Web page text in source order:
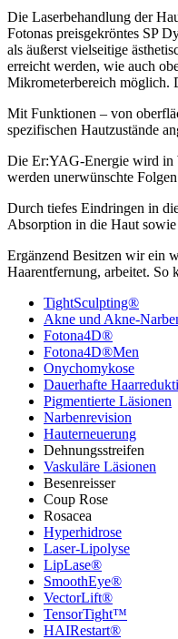
Die Laserbehandlung der
Fotonas preisgekröntes SP
als äußerst vielseitige
erreicht werden, wie auch
Mikrometerbereich möglich.
Mit Funktionen – von
spezifischen Hautzustände
Die Er:YAG-Energie wird in
werden unerwünschte
Durch tiefes Eindringen in
Absorption in die Haut
Ergänzend Besitzen wir ein
Haarentfernung, arbeitet. So
TightSculpting®
Akne und Akne-
Fotona4D®
Fotona4D®Men
Onychomykose
Dauerhafte
Pigmentierte Läsionen
Narbenrevision
Hauterneuerung
Dehnungsstreifen
Vaskuläre Läsionen
Besenreisser
Coup Rose
Rosacea
Hyperhidrose
Laser-Lipolyse
LipLase®
SmoothEye®
VectorLift®
TensorTight™
HAIRestart®